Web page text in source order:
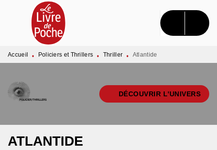
MENU RECHERCHE CONTENU
PIED DE PAGE
Accueil • Policiers et Thrillers • Thriller • Atlantide
DÉCOUVRIR L'UNIVERS
ATLANTIDE